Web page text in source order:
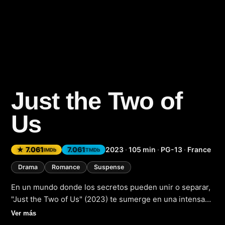
Just the Two of
Us
★ 7.061IMDb 7.061TMDb 2023 · 105 min · PG-13 · France
Drama Romance Suspense
En un mundo donde los secretos pueden unir o separar,
"Just the Two of Us" (2023) te sumerge en una intensa
historia de amor, intriga y emociones a flor de piel. Esta
Ver más